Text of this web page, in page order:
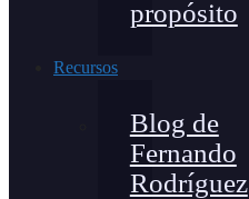
propósito
Recursos
Blog de
Fernando
Rodríguez